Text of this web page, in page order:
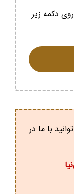
دکمه زیر
با ما در